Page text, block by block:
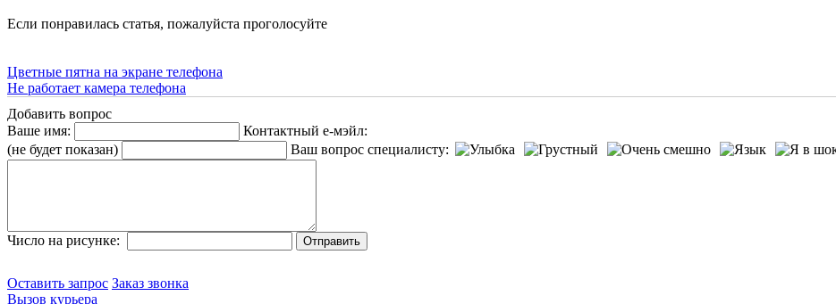
Если понравилась статья, пожалуйста проголосуйте
Цветные пятна на экране телефона
Не работает камера телефона
Добавить вопрос
Ваше имя:
Контактный е-мэйл:
(не будет показан)
Ваш вопрос специалисту:
Число на рисунке:
Оставить запрос Заказ звонка
Вызов курьера